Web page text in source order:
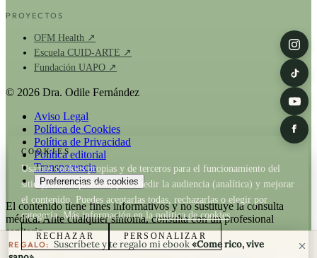
PROYECTOS
OFM Health ↗
Escuela CUID-ARTE ↗
Fundación UAPO ↗
© 2026 Dra. Odile Fernández
Aviso Legal
Política de Cookies
Política de Privacidad
Política editorial
Transparencia
Preferencias de cookies
El contenido tiene fines informativos y no sustituye la consulta
médica. Ante cualquier síntoma, consulta con un profesional
sanitario.
COOKIES
Usamos cookies propias y de terceros para el funcionamiento del
sitio y, con tu permiso, para medir la audiencia (analítica) y mejorar
el contenido. Puedes aceptarlas todas, rechazarlas o elegir por
categoría. Más información en lapolítica de cookies.
RECHAZAR
PERSONALIZAR
REGALO: Suscríbete y te regalo mi ebook«Come rico, vive